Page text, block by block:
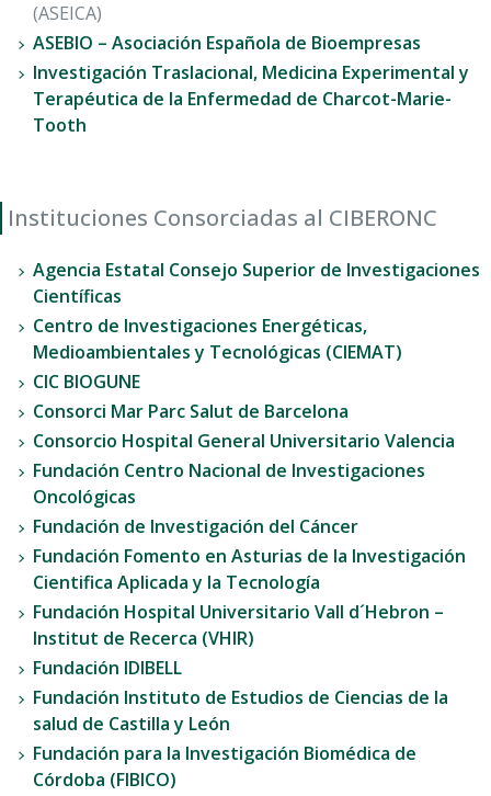
(ASEICA)
ASEBIO – Asociación Española de Bioempresas
Investigación Traslacional, Medicina Experimental y
Terapéutica de la Enfermedad de Charcot-Marie-
Tooth
Instituciones Consorciadas al CIBERONC
Agencia Estatal Consejo Superior de Investigaciones
Científicas
Centro de Investigaciones Energéticas,
Medioambientales y Tecnológicas (CIEMAT)
CIC BIOGUNE
Consorci Mar Parc Salut de Barcelona
Consorcio Hospital General Universitario Valencia
Fundación Centro Nacional de Investigaciones
Oncológicas
Fundación de Investigación del Cáncer
Fundación Fomento en Asturias de la Investigación
Cientifica Aplicada y la Tecnología
Fundación Hospital Universitario Vall d´Hebron –
Institut de Recerca (VHIR)
Fundación IDIBELL
Fundación Instituto de Estudios de Ciencias de la
salud de Castilla y León
Fundación para la Investigación Biomédica de
Córdoba (FIBICO)